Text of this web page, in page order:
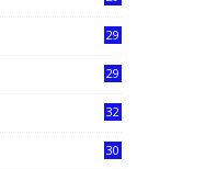
29
29
32
30